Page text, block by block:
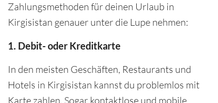
Zahlungsmethoden für deinen Urlaub in
Kirgisistan genauer unter die Lupe nehmen:
1. Debit- oder Kreditkarte
In den meisten Geschäften, Restaurants und
Hotels in Kirgisistan kannst du problemlos mit
Karte zahlen. Sogar kontaktlose und mobile